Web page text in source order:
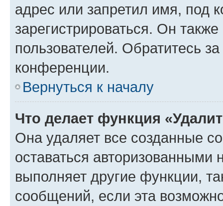
адрес или запретил имя, под
зарегистрироваться. Он
пользователей. Обратитесь
конференции.
Вернуться к началу
Что делает функция
Она удаляет все созданные
оставаться авторизованными
выполняет другие функции,
сообщений, если эта